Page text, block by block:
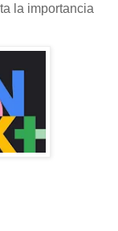
la importancia